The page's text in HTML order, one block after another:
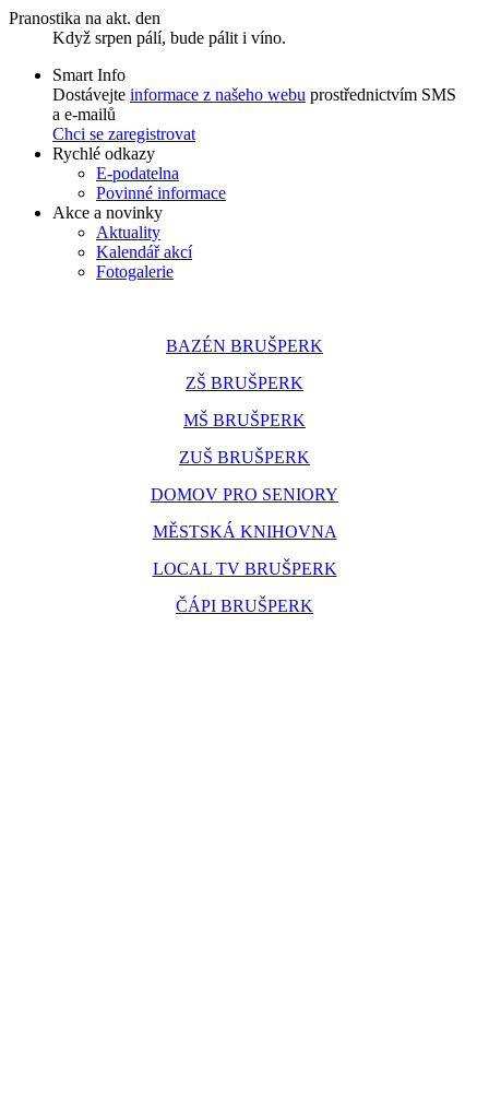
Pranostika na akt. den
Když srpen pálí, bude pálit i víno.
Smart Info
Dostávejte informace z našeho webu prostřednictvím SMS
a e-mailů
Chci se zaregistrovat
Rychlé odkazy
E-podatelna
Povinné informace
Akce a novinky
Aktuality
Kalendář akcí
Fotogalerie
BAZÉN BRUŠPERK
ZŠ BRUŠPERK
MŠ BRUŠPERK
ZUŠ BRUŠPERK
DOMOV PRO SENIORY
MĚSTSKÁ KNIHOVNA
LOCAL TV BRUŠPERK
ČÁPI BRUŠPERK